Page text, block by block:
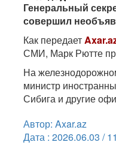
Генеральный
совершил
Как передает
СМИ, Марк Рютте
На
министр
Сибига и другие
Автор: Axar.az
Дата : 2026.06.03 /